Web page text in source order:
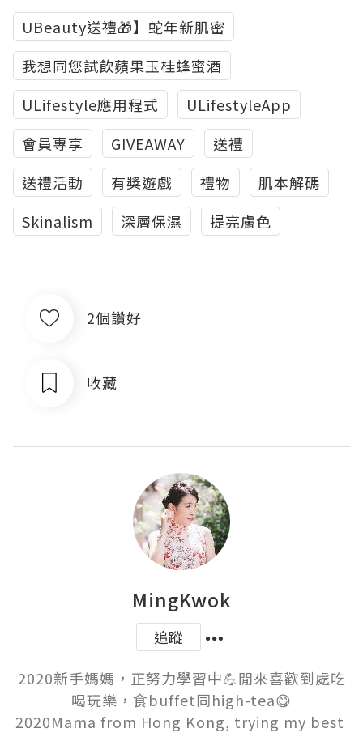
UBeauty送禮🎁】蛇年新肌密
我想同您試飲蘋果玉桂蜂蜜酒
ULifestyle應用程式
ULifestyleApp
會員專享
GIVEAWAY
送禮
送禮活動
有獎遊戲 禮物
肌本解碼
Skinalism
深層保濕 提亮膚色
2個讚好
收藏
MingKwok
追蹤
2020新手媽媽，正努力學習中💪閒來喜歡到處吃
喝玩樂，食buffet同high-tea😋
2020Mama from Hong Kong, trying my best